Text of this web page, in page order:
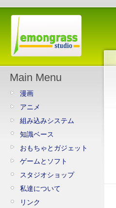
Main Menu
漫画
アニメ
組み込みシステム
知識ベース
おもちゃとガジェット
ゲームとソフト
スタジオショップ
私達について
リンク